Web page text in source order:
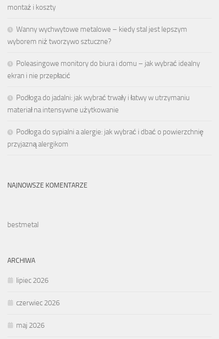
montaż i koszty
Wanny wychwytowe metalowe – kiedy stal jest lepszym
wyborem niż tworzywo sztuczne?
Poleasingowe monitory do biura i domu – jak wybrać idealny
ekran i nie przepłacić
Podłoga do jadalni: jak wybrać trwały i łatwy w utrzymaniu
materiał na intensywne użytkowanie
Podłoga do sypialni a alergie: jak wybrać i dbać o powierzchnię
przyjazną alergikom
NAJNOWSZE KOMENTARZE
bestmetal
ARCHIWA
lipiec 2026
czerwiec 2026
maj 2026